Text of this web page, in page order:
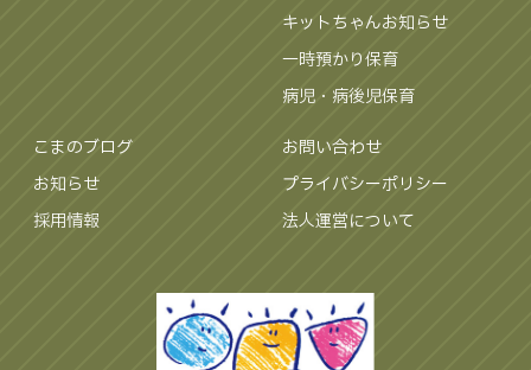
キットちゃんお知らせ
一時預かり保育
病児・病後児保育
こまのブログ
お知らせ
採用情報
お問い合わせ
プライバシーポリシー
法人運営について